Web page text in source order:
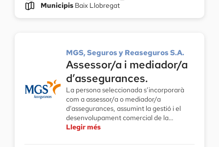
MunicipisBaix Llobregat
MGS, Seguros y Reaseguros S.A.
Assessor/a i mediador/a
d’assegurances.
La persona seleccionada s’incorporarà
com a assessor/a o mediador/a
d’assegurances, assumint la gestió i el
desenvolupament comercial de la…
Llegir més